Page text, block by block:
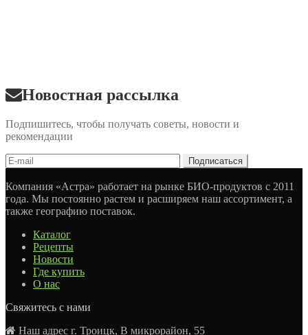
Новостная рассылка
Подпишитесь, чтобы получать советы, новости и
рекомендации
Компания «Астра» работает на рынке БИО-продуктов с 2011
года. Мы постоянно растем и расширяем наш ассортимент, а
также географию поставок.
Каталог
Рецепты
Новости
Где купить
О нас
Свяжитесь с нами
Наш адрес г. Троицк, В микрорайон, 55